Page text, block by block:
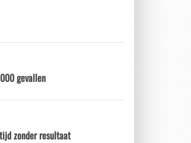
gevallen
zonder resultaat